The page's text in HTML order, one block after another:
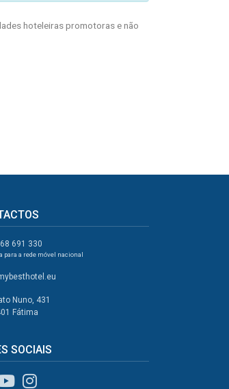
hoteleiras promotoras e não
691 330
para a rede móvel nacional
Nuno, 431
Fátima
SOCIAIS